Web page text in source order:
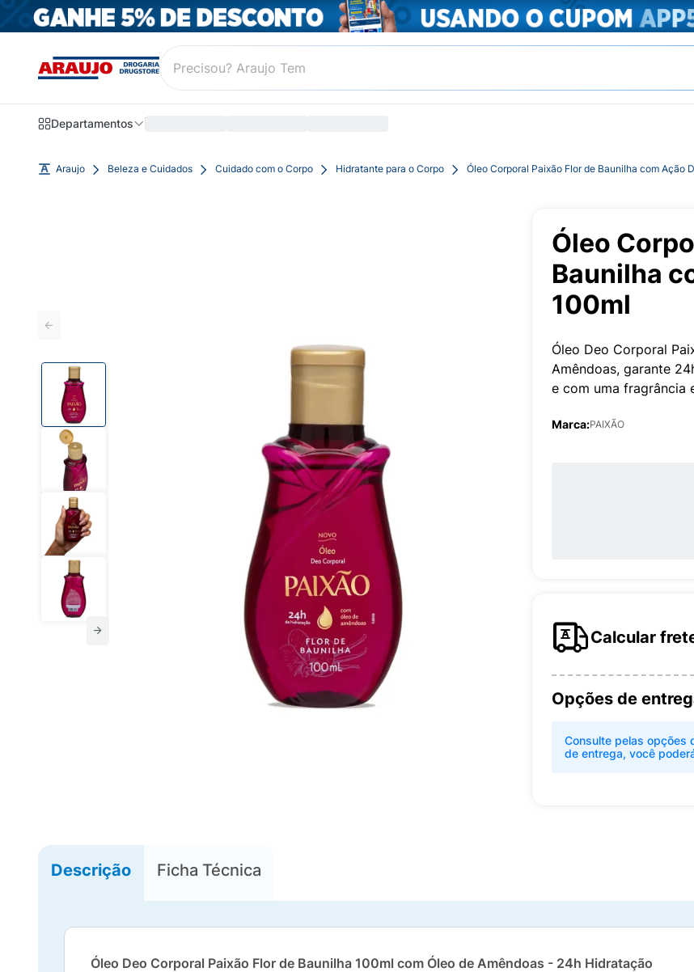
Departamentos
Araujo Beleza e Cuidados Cuidado com o Corpo Hidratante para o Corpo Óleo Corporal Paixão Flor de Baunilha com Ação
Óleo
Baunilha
100ml
Óleo Deo Corporal
Amêndoas, garante
e com uma fragrância
Marca:PAIXÃO
Calcular
Opções de
Consulte pelas opções
de entrega, você
Descrição Ficha Técnica
Óleo Deo Corporal Paixão Flor de Baunilha 100ml com Óleo de Amêndoas - 24h Hidratação